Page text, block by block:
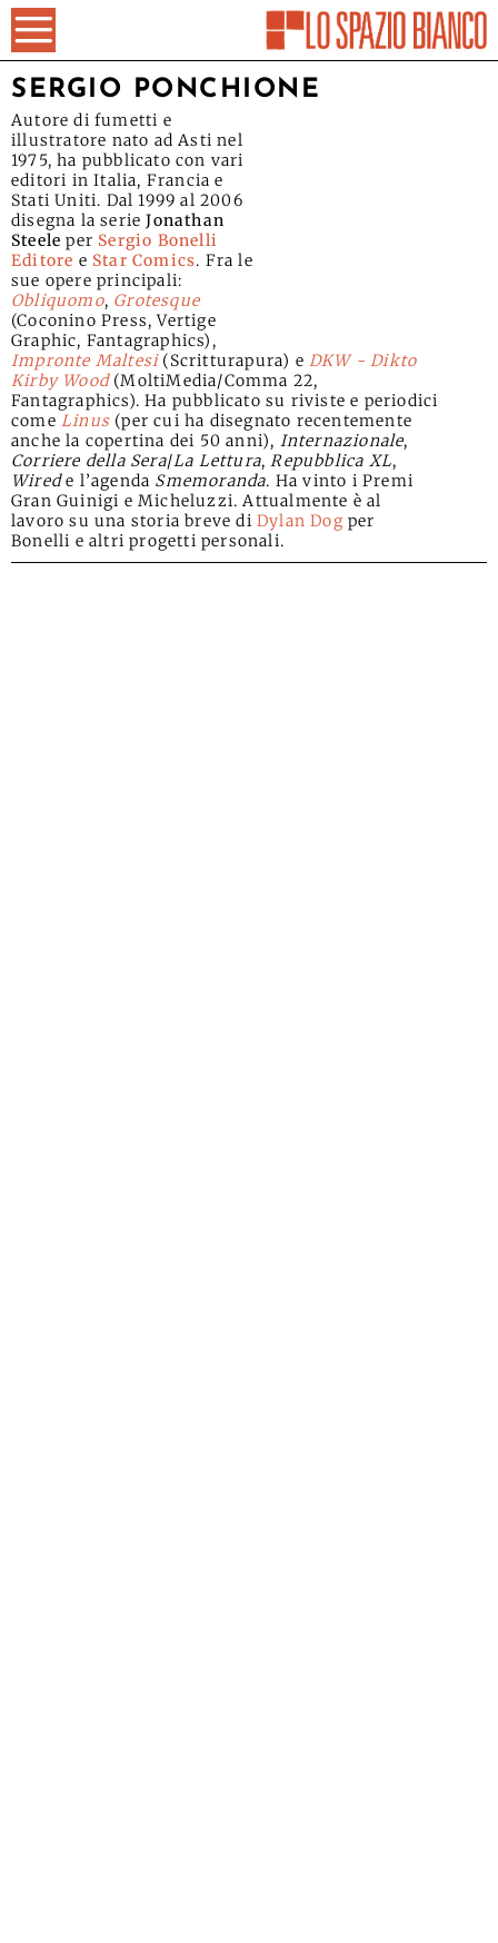
SERGIO PONCHIONE
Autore di fumetti e
illustratore nato ad Asti nel
1975, ha pubblicato con vari
editori in Italia, Francia e
Stati Uniti. Dal 1999 al 2006
disegna la serieJonathan
Steele per Sergio Bonelli
Editore e Star Comics. Fra le
sue opere principali:
Obliquomo, Grotesque
(Coconino Press, Vertige
Graphic, Fantagraphics),
Impronte Maltesi(Scritturapura) eDKW - Dikto
Kirby Wood(MoltiMedia/Comma 22,
Fantagraphics). Ha pubblicato su riviste e periodici
come Linus (per cui ha disegnato recentemente
anche la copertina dei 50 anni), Internazionale,
Corriere della Sera/La Lettura,Repubblica XL,
Wirede l’agenda Smemoranda. Ha vinto i Premi
Gran Guinigi e Micheluzzi. Attualmente è al
lavoro su una storia breve di Dylan Dog per
Bonelli e altri progetti personali.